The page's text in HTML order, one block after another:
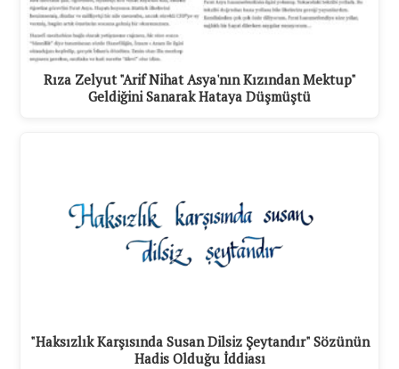
Rıza Zelyut "Arif Nihat Asya'nın Kızından Mektup"
Geldiğini Sanarak Hataya Düşmüştü
"Haksızlık Karşısında Susan Dilsiz Şeytandır" Sözünün
Hadis Olduğu İddiası